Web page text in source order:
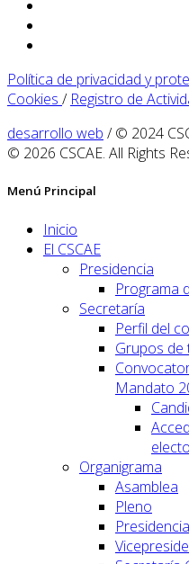
Política de privacidad y
Cookies / Registro de
desarrollo web / © 2024
© 2026 CSCAE. All Rights
Menú Principal
Inicio
El CSCAE
Presidencia
Programa
Secretaría
Perfil del
Grupos de
Mandato
Organigrama
Asamblea
Pleno
Presidencia